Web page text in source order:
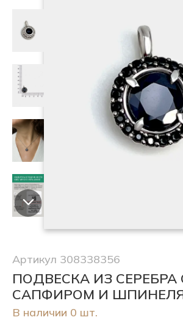
Артикул 308338356
ПОДВЕСКА ИЗ СЕРЕБРА
САПФИРОМ И
В наличии 0 шт.